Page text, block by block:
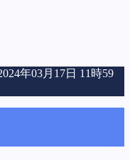
年03月17日 11時59